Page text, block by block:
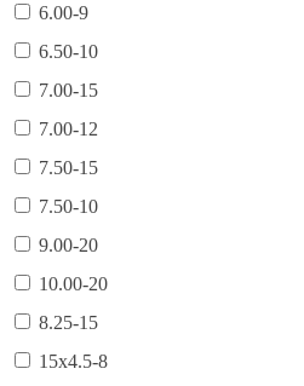
6.00-9
6.50-10
7.00-15
7.00-12
7.50-15
7.50-10
9.00-20
10.00-20
8.25-15
15х4.5-8